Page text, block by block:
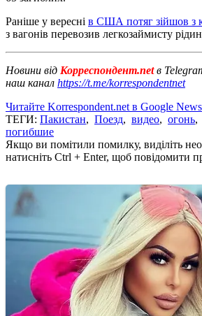
Раніше у вересні в США потяг зійшов з
з вагонів перевозив легкозаймисту
Новини від Корреспондент.netв
наш канал https://t.me/korrespondentnet
Читайте Korrespondent.net в Google News
ТЕГИ: Пакистан, Поезд, видео, огонь,
погибшие
Якщо ви помітили помилку, виділіть
натисніть Ctrl + Enter, щоб повідомити